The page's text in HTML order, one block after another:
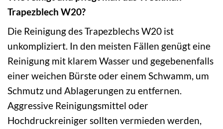
Trapezblech W20?
Die Reinigung des Trapezblechs W20 ist
unkompliziert. In den meisten Fällen genügt eine
Reinigung mit klarem Wasser und gegebenenfalls
einer weichen Bürste oder einem Schwamm, um
Schmutz und Ablagerungen zu entfernen.
Aggressive Reinigungsmittel oder
Hochdruckreiniger sollten vermieden werden,